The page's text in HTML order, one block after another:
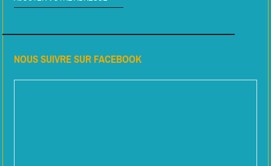
NOUS SUIVRE SUR FACEBOOK